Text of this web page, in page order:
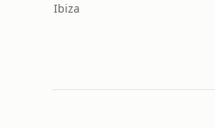
Ibiza